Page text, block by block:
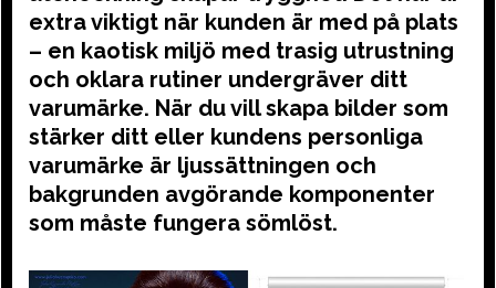
extra viktigt när kunden är med på plats
– en kaotisk miljö med trasig utrustning
och oklara rutiner undergräver ditt
varumärke. När du vill skapa bilder som
stärker ditt eller kundens personliga
varumärke är ljussättningen och
bakgrunden avgörande komponenter
som måste fungera sömlöst.